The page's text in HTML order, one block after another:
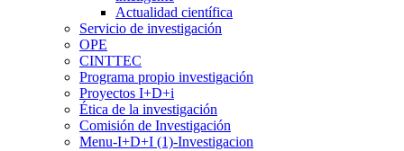
Actualidad científica
Servicio de investigación
OPE
CINTTEC
Programa propio investigación
Proyectos I+D+i
Ética de la investigación
Comisión de Investigación
Menu-I+D+I (1)-Investigacion